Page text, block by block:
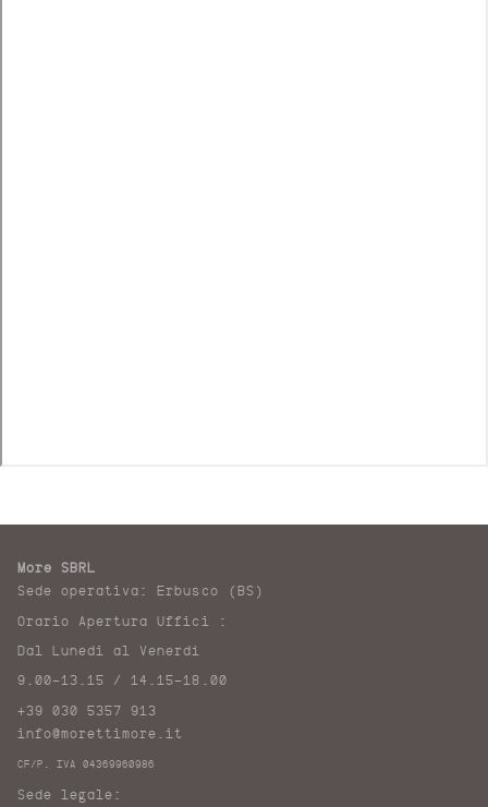
More SBRL
Sede operativa: Erbusco (BS)
Orario Apertura Uffici :
Dal Lunedi al Venerdì
9.00-13.15 / 14.15-18.00
+39 030 5357 913
info@morettimore.it
CF/P. IVA 04369960986
Sede legale: